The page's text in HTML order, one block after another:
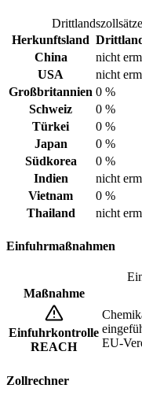
Herkunftsland
China
nicht
USA
nicht
Großbritannien 0 %
Schweiz
0 %
Türkei
0 %
Japan
0 %
Südkorea
0 %
Indien
nicht
Vietnam
0 %
Thailand
nicht
Einfuhrmaßnahmen
Maßnahme
Einfuhrkontrolle
REACH
EU-
Zollrechner